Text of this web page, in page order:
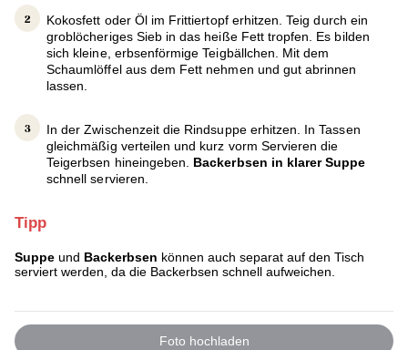
Kokosfett oder Öl im Frittiertopf erhitzen. Teig durch ein
groblöcheriges Sieb in das heiße Fett tropfen. Es bilden
sich kleine, erbsenförmige Teigbällchen. Mit dem
Schaumlöffel aus dem Fett nehmen und gut abrinnen
lassen.
In der Zwischenzeit die Rindsuppe erhitzen. In Tassen
gleichmäßig verteilen und kurz vorm Servieren die
Teigerbsen hineingeben. Backerbsen in klarer Suppe
schnell servieren.
Tipp
Suppe und Backerbsen können auch separat auf den Tisch
serviert werden, da die Backerbsen schnell aufweichen.
Foto hochladen